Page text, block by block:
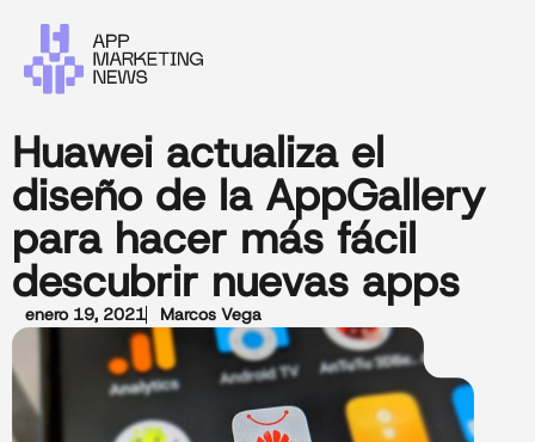
Huawei actualiza el
diseño de la AppGallery
para hacer más fácil
descubrir nuevas apps
enero 19, 2021 Marcos Vega